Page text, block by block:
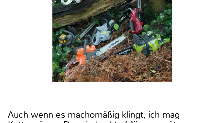
Auch wenn es machomäßig klingt, ich mag